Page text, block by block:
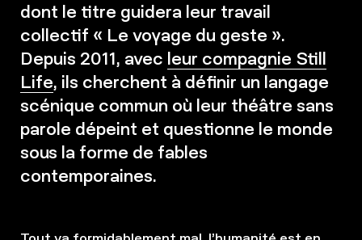
dont le titre guidera leur travail
collectif « Le voyage du geste ».
Depuis 2011, avec leur compagnie Still
Life, ils cherchent à définir un langage
scénique commun où leur théâtre sans
parole dépeint et questionne le monde
sous la forme de fables
contemporaines.